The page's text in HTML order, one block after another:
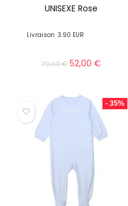
UNISEXE Rose
Livraison 3.90 EUR
79,00€ 52,00 €
- 35%